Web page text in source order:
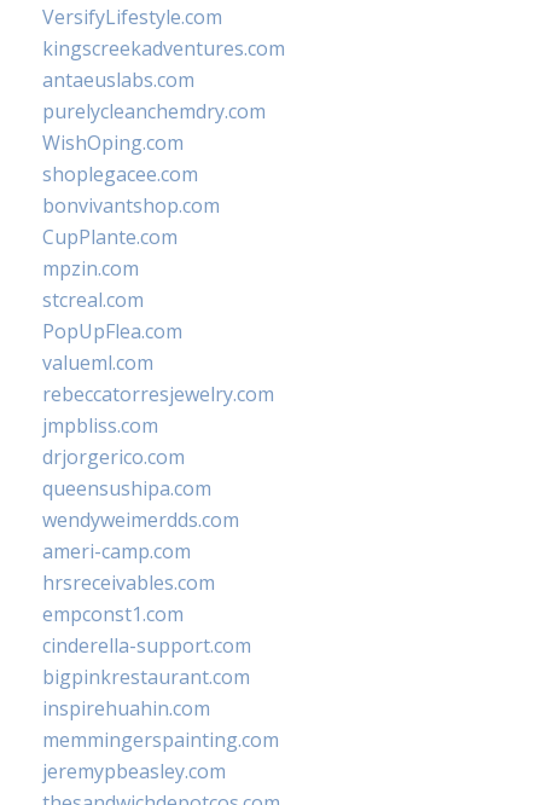
VersifyLifestyle.com
kingscreekadventures.com
antaeuslabs.com
purelycleanchemdry.com
WishOping.com
shoplegacee.com
bonvivantshop.com
CupPlante.com
mpzin.com
stcreal.com
PopUpFlea.com
valueml.com
rebeccatorresjewelry.com
jmpbliss.com
drjorgerico.com
queensushipa.com
wendyweimerdds.com
ameri-camp.com
hrsreceivables.com
empconst1.com
cinderella-support.com
bigpinkrestaurant.com
inspirehuahin.com
memmingerspainting.com
jeremypbeasley.com